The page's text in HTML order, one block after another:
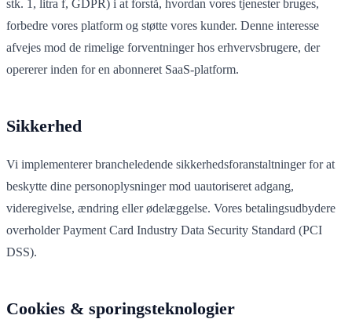
stk. 1, litra f, GDPR) i at forstå, hvordan vores tjenester bruges,
forbedre vores platform og støtte vores kunder. Denne interesse
afvejes mod de rimelige forventninger hos erhvervsbrugere, der
opererer inden for en abonneret SaaS-platform.
Sikkerhed
Vi implementerer brancheledende sikkerhedsforanstaltninger for at
beskytte dine personoplysninger mod uautoriseret adgang,
videregivelse, ændring eller ødelæggelse. Vores betalingsudbydere
overholder Payment Card Industry Data Security Standard (PCI
DSS).
Cookies & sporingsteknologier